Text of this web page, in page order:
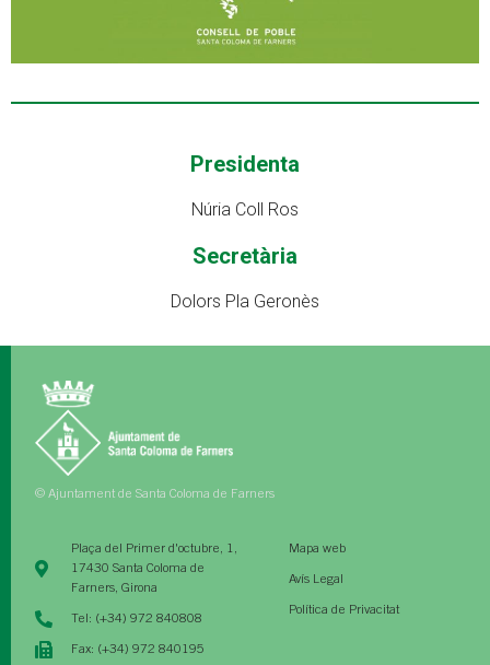
Presidenta
Núria Coll Ros
Secretària
Dolors Pla Geronès
© Ajuntament de Santa Coloma de Farners
Plaça del Primer d'octubre, 1,
17430 Santa Coloma de
Farners, Girona
Tel: (+34) 972 840808
Fax: (+34) 972 840195
Mapa web
Avís Legal
Política de Privacitat